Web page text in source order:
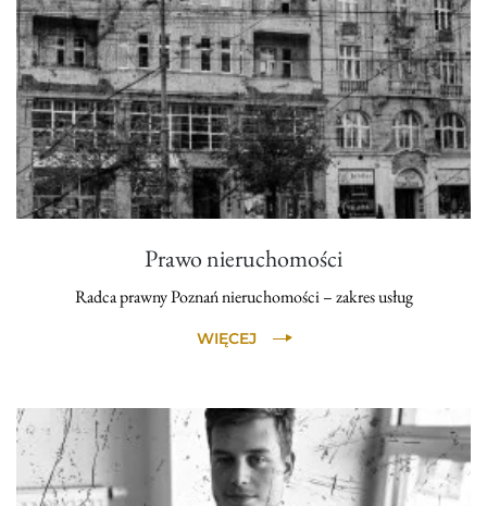
Prawo nieruchomości
Radca prawny Poznań nieruchomości – zakres usług
WIĘCEJ